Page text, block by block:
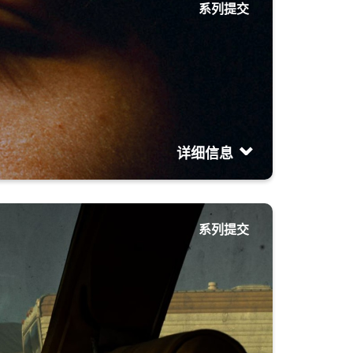
系列提交
详细信息
系列提交